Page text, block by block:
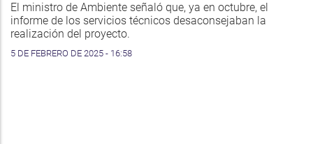
El ministro de Ambiente señaló que, ya en octubre, el
informe de los servicios técnicos desaconsejaban la
realización del proyecto.
5 DE FEBRERO DE 2025 - 16:58